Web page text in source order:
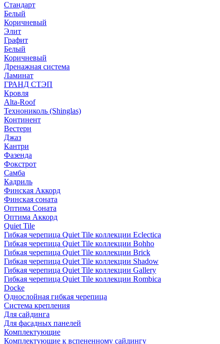
Стандарт
Белый
Коричневый
Элит
Графит
Белый
Коричневый
Дренажная система
Ламинат
ГРАНД СТЭП
Кровля
Alta-Roof
Технониколь (Shinglas)
Континент
Вестерн
Джаз
Кантри
Фазенда
Фокстрот
Самба
Кадриль
Финская Аккорд
Финская соната
Оптима Соната
Оптима Аккорд
Quiet Tile
Гибкая черепица Quiet Tile коллекции Eclectica
Гибкая черепица Quiet Tile коллекции Bohho
Гибкая черепица Quiet Tile коллекции Brick
Гибкая черепица Quiet Tile коллекции Shadow
Гибкая черепица Quiet Tile коллекции Gallery
Гибкая черепица Quiet Tile коллекции Rombica
Docke
Однослойная гибкая черепица
Система крепления
Для сайдинга
Для фасадных панелей
Комплектующие
Комплектующие к вспененному сайдингу